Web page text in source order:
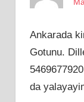
Ankarada
Gotunu.
da